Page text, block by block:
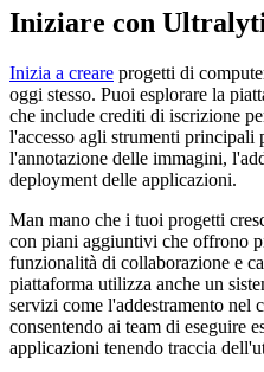
Iniziare con
Inizia a creare progetti di
oggi stesso. Puoi esplorare la
che include crediti di iscrizione
l'accesso agli strumenti principali
l'annotazione delle immagini,
deployment delle applicazioni.
Man mano che i tuoi progetti
con piani aggiuntivi che offrono
funzionalità di collaborazione e
piattaforma utilizza anche un
servizi come l'addestramento nel
consentendo ai team di eseguire
applicazioni tenendo traccia